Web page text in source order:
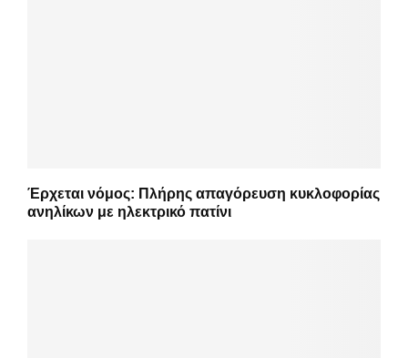
Έρχεται νόμος: Πλήρης απαγόρευση κυκλοφορίας
ανηλίκων με ηλεκτρικό πατίνι